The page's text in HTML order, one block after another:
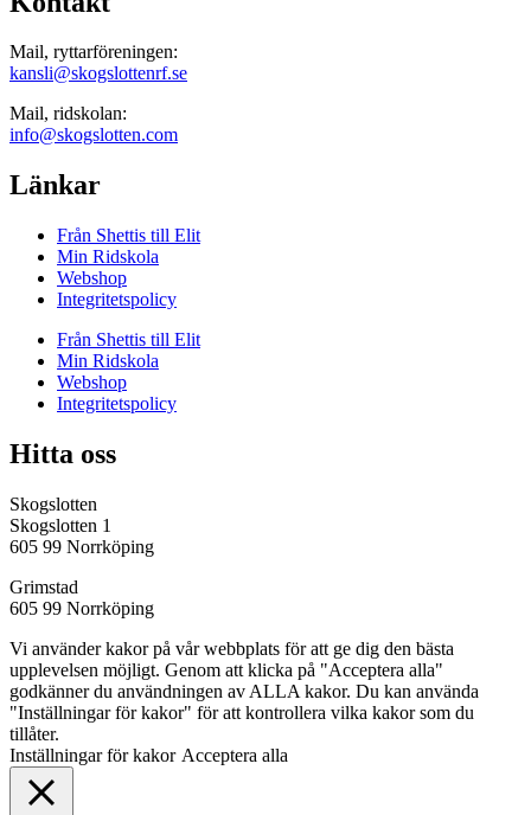
Mail, ryttarföreningen:
kansli@skogslottenrf.se
Mail, ridskolan:
info@skogslotten.com
Länkar
Från Shettis till Elit
Min Ridskola
Webshop
Integritetspolicy
Från Shettis till Elit
Min Ridskola
Webshop
Integritetspolicy
Hitta oss
Skogslotten
Skogslotten 1
605 99 Norrköping
Grimstad
605 99 Norrköping
Vi använder kakor på vår webbplats för att ge dig den bästa
upplevelsen möjligt. Genom att klicka på "Acceptera alla"
godkänner du användningen av ALLA kakor. Du kan använda
"Inställningar för kakor" för att kontrollera vilka kakor som du
tillåter.
Inställningar för kakor Acceptera alla